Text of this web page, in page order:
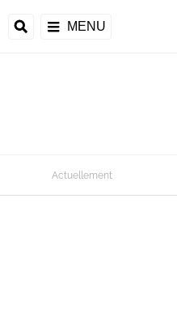
MENU
de la CAF
Actuellement